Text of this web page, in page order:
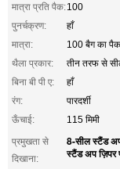
मात्रा प्रति पैक:100
पुनर्चक्रण:
हाँ
मात्रा:
100 बैग का पैक
थैला प्रकार:
तीन तरफ से
बिना बी पी ए:
हाँ
रंग:
पारदर्शी
ऊँचाई:
115 मिमी
प्रमुखता से
दिखाना:
8-सील स्टैंड
स्टैंड अप ज़िपर